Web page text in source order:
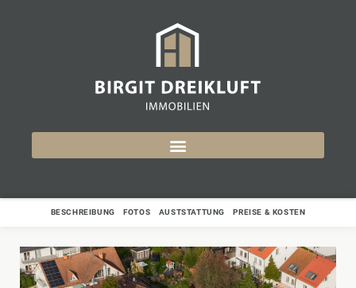
BESCHREIBUNG FOTOS AUSTSTATTUNG PREISE & KOSTEN